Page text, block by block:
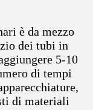
è da mezzo
dei tubi in
5-10
di tempi
di materiali